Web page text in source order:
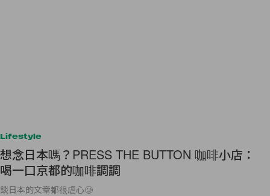
Lifestyle
想念日本嗎？PRESS THE BUTTON 咖啡小店：
喝一口京都的咖啡調調
談日本的文章都很虐心🥲